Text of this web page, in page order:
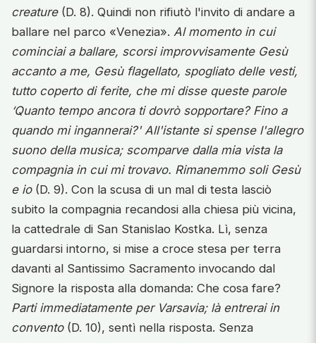
creature(D. 8). Quindi non rifiutò l'invito di andare a
ballare nel parco «Venezia». Al momento in cui
cominciai a ballare, scorsi improvvisamente Gesù
accanto a me, Gesù flagellato, spogliato delle vesti,
tutto coperto di ferite, che mi disse queste parole
‘Quanto tempo ancora ti dovrò sopportare? Fino a
quando mi ingannerai?' All'istante si spense l'allegro
suono della musica; scomparve dalla mia vista la
compagnia in cui mi trovavo. Rimanemmo soli Gesù
e io(D. 9). Con la scusa di un mal di testa lasciò
subito la compagnia recandosi alla chiesa più vicina,
la cattedrale di San Stanislao Kostka. Lì, senza
guardarsi intorno, si mise a croce stesa per terra
davanti al Santissimo Sacramento invocando dal
Signore la risposta alla domanda: Che cosa fare?
Parti immediatamente per Varsavia; là entrerai in
convento(D. 10), sentì nella risposta. Senza